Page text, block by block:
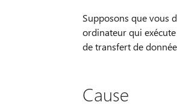
Supposons que vous
ordinateur qui
de transfert de
Cause